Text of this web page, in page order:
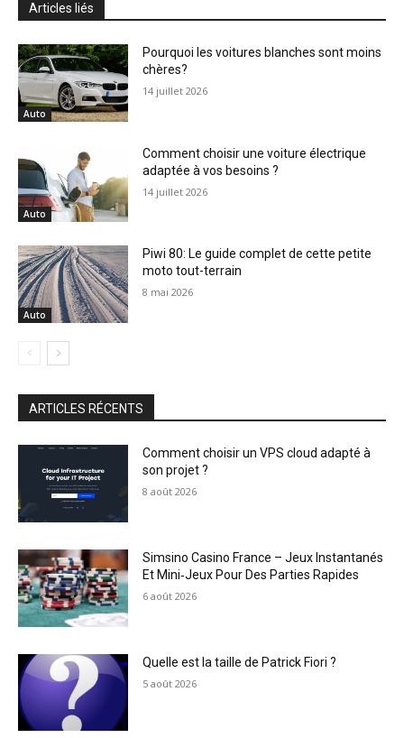
Articles liés
Auto
Pourquoi les voitures blanches sont moins
chères?
14 juillet 2026
Auto
Comment choisir une voiture électrique
adaptée à vos besoins ?
14 juillet 2026
Auto
Piwi 80: Le guide complet de cette petite
moto tout-terrain
8 mai 2026
ARTICLES RÉCENTS
Comment choisir un VPS cloud adapté à
son projet ?
8 août 2026
Simsino Casino France – Jeux Instantanés
Et Mini‑Jeux Pour Des Parties Rapides
6 août 2026
Quelle est la taille de Patrick Fiori ?
5 août 2026